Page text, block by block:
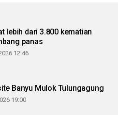
lebih dari 3.800 kematian
panas
12:46
Banyu Mulok Tulungagung
19:00